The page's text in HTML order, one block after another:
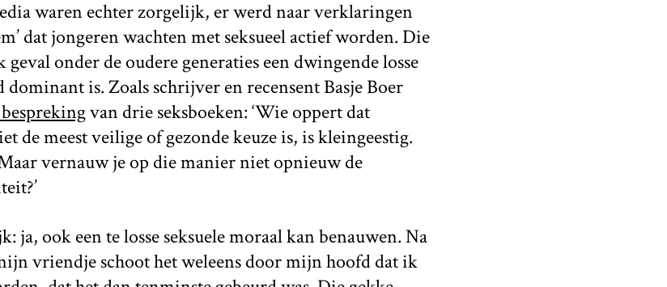
waren echter zorgelijk, er werd naar verklaringen
dat jongeren wachten met seksueel actief worden. Die
onder de oudere generaties een dwingende losse
dominant is. Zoals schrijver en recensent Basje Boer
van drie seksboeken: ‘Wie oppert dat
de meest veilige of gezonde keuze is, is kleingeestig.
vernauw je op die manier niet opnieuw de
ook een te losse seksuele moraal kan benauwen. Na
vriendje schoot het weleens door mijn hoofd dat ik